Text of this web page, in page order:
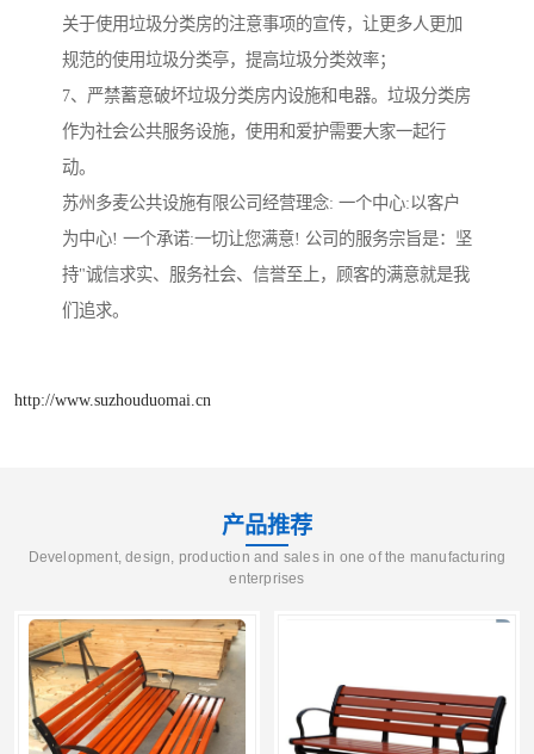
关于使用垃圾分类房的注意事项的宣传，让更多人更加
规范的使用垃圾分类亭，提高垃圾分类效率；
7、严禁蓄意破坏垃圾分类房内设施和电器。垃圾分类房
作为社会公共服务设施，使用和爱护需要大家一起行
动。
苏州多麦公共设施有限公司经营理念: 一个中心:以客户
为中心! 一个承诺:一切让您满意! 公司的服务宗旨是：坚
持"诚信求实、服务社会、信誉至上，顾客的满意就是我
们追求。
http://www.suzhouduomai.cn
产品推荐
Development, design, production and sales in one of the manufacturing
enterprises